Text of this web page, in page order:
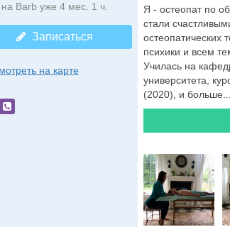
на Barb уже 4 мес. 1 ч.
Записаться
на карте
Я - остеопат по
стали
остеопатических
психики и всем
Училась на
университета,
(2020), и больше...